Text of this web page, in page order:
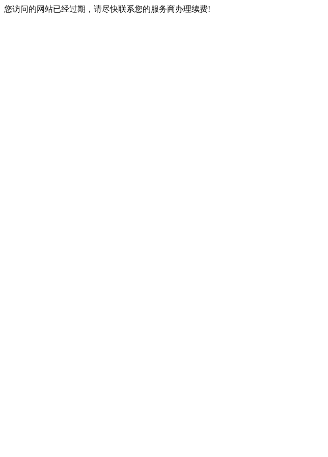
您访问的网站已经过期，请尽快联系您的服务商办理续费!